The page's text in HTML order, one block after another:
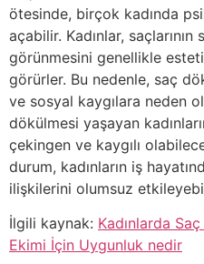
ötesinde, birçok kadında
açabilir. Kadınlar, saçlarının
görünmesini genellikle
görürler. Bu nedenle, saç
ve sosyal kaygılara neden
dökülmesi yaşayan
çekingen ve kaygılı
durum, kadınların iş
ilişkilerini olumsuz
İlgili kaynak: Kadınlarda
Ekimi İçin Uygunluk nedir